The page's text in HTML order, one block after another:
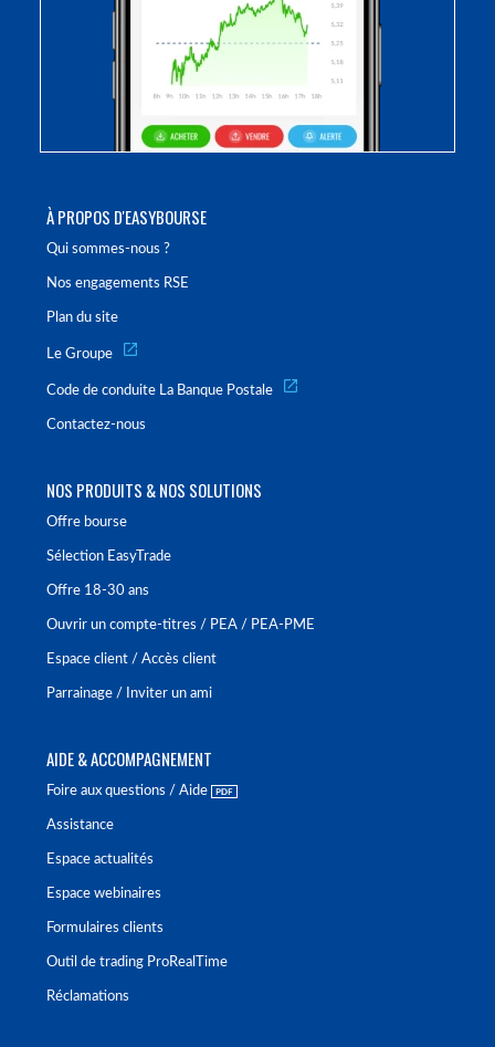
À PROPOS D'EASYBOURSE
Qui sommes-nous ?
Nos engagements RSE
Plan du site
Le Groupe
Code de conduite La Banque Postale
Contactez-nous
NOS PRODUITS & NOS SOLUTIONS
Offre bourse
Sélection EasyTrade
Offre 18-30 ans
Ouvrir un compte-titres / PEA / PEA-PME
Espace client / Accès client
Parrainage / Inviter un ami
AIDE & ACCOMPAGNEMENT
Foire aux questions / Aide
Assistance
Espace actualités
Espace webinaires
Formulaires clients
Outil de trading ProRealTime
Réclamations